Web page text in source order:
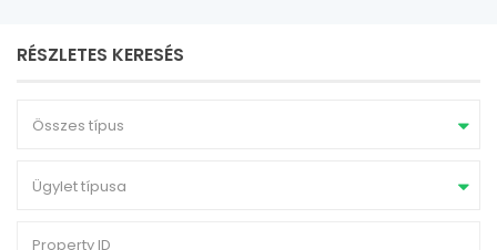
RÉSZLETES KERESÉS
Összes típus
Ügylet típusa